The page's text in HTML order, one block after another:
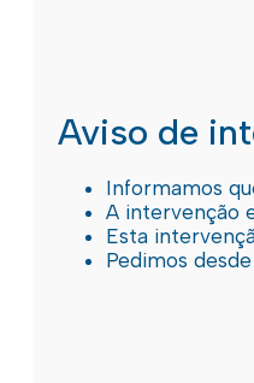
Aviso de
Informamos
A intervenção
Esta
Pedimos